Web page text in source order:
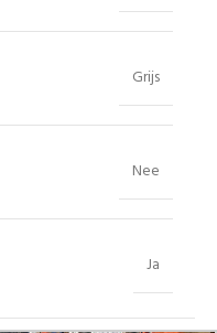
Grijs
Nee
Ja